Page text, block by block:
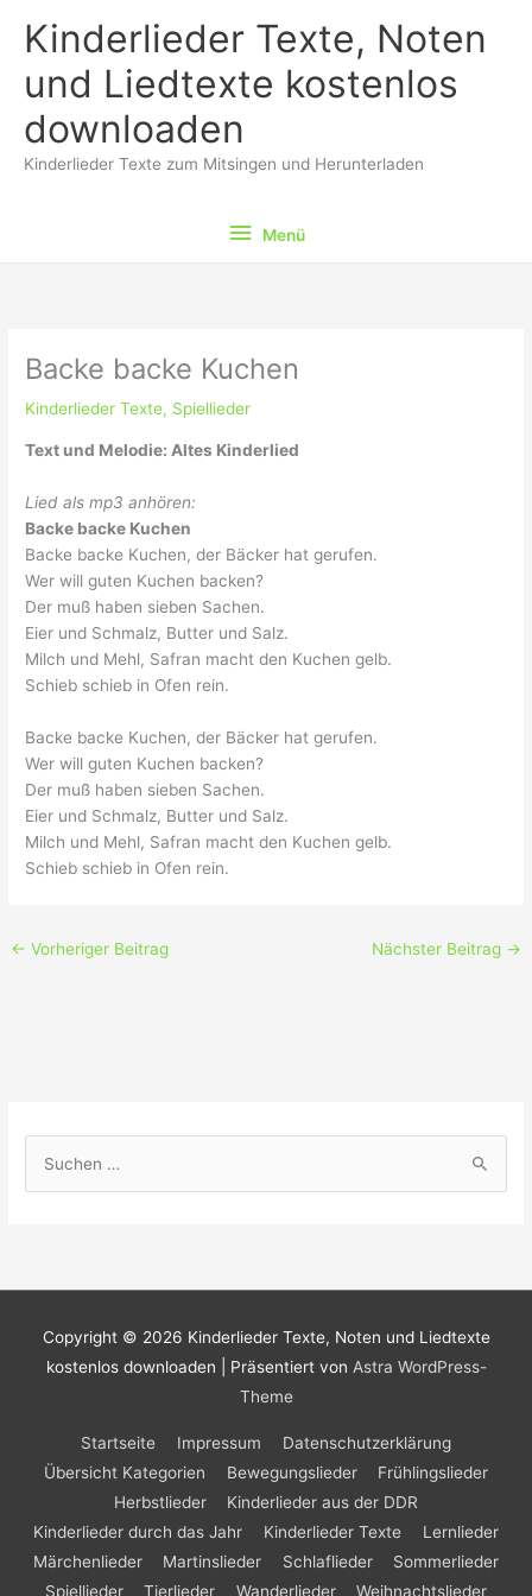
InhaltKinderlieder Texte, Noten
und Liedtexte kostenlos
downloaden
Kinderlieder Texte zum Mitsingen und Herunterladen
Menü
Menü
Backe backe Kuchen
Kinderlieder Texte, Spiellieder
Text und Melodie: Altes Kinderlied
Lied als mp3 anhören:
Backe backe Kuchen
Backe backe Kuchen, der Bäcker hat gerufen.
Wer will guten Kuchen backen?
Der muß haben sieben Sachen.
Eier und Schmalz, Butter und Salz.
Milch und Mehl, Safran macht den Kuchen gelb.
Schieb schieb in Ofen rein.
Backe backe Kuchen, der Bäcker hat gerufen.
Wer will guten Kuchen backen?
Der muß haben sieben Sachen.
Eier und Schmalz, Butter und Salz.
Milch und Mehl, Safran macht den Kuchen gelb.
Schieb schieb in Ofen rein.
← Vorheriger Beitrag Nächster Beitrag →
Copyright © 2026 Kinderlieder Texte, Noten und Liedtexte
kostenlos downloaden | Präsentiert von Astra WordPress-
Theme
Startseite Impressum
Datenschutzerklärung
Übersicht Kategorien
Bewegungslieder
Frühlingslieder
Herbstlieder
Kinderlieder aus der DDR
Kinderlieder durch das Jahr
Kinderlieder Texte
Lernlieder
Märchenlieder
Martinslieder Schlaflieder
Sommerlieder
Spiellieder
Tierlieder Wanderlieder Weihnachtslieder